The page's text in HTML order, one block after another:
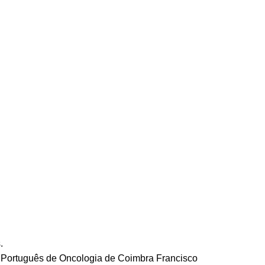
de Oncologia de Coimbra Francisco